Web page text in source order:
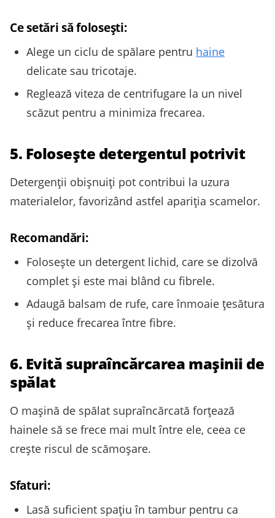
Ce setări să folosești:
Alege un ciclu de spălare pentru haine
delicate sau tricotaje.
Reglează viteza de centrifugare la un nivel
scăzut pentru a minimiza frecarea.
5. Folosește detergentul potrivit
Detergenții obișnuiți pot contribui la uzura
materialelor, favorizând astfel apariția scamelor.
Recomandări:
Folosește un detergent lichid, care se dizolvă
complet și este mai blând cu fibrele.
Adaugă balsam de rufe, care înmoaie țesătura
și reduce frecarea între fibre.
6. Evită supraîncărcarea mașinii de
spălat
O mașină de spălat supraîncărcată forțează
hainele să se frece mai mult între ele, ceea ce
crește riscul de scămoșare.
Sfaturi:
Lasă suficient spațiu în tambur pentru ca